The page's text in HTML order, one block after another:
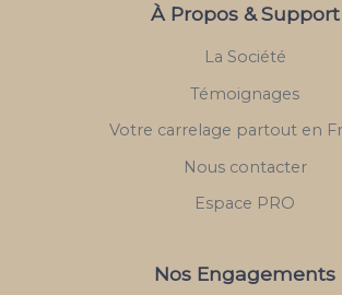
À Propos & Support
La Société
Témoignages
Votre carrelage partout en
Nous contacter
Espace PRO
Nos Engagements